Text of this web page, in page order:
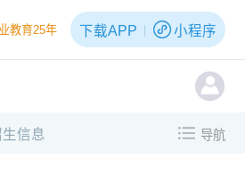
教育25年 下载APP 小程序
信息 导航